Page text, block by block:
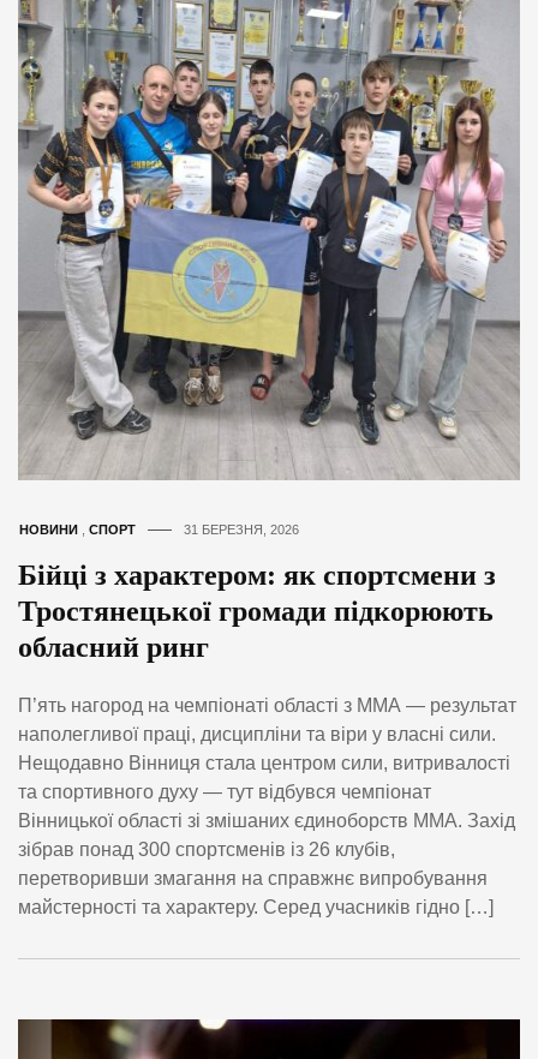
НОВИНИ СПОРТ 31 БЕРЕЗНЯ, 2026
Бійці з характером: як спортсмени з
Тростянецької громади підкорюють
обласний ринг
П’ять нагород на чемпіонаті області з ММА — результат
наполегливої праці, дисципліни та віри у власні сили.
Нещодавно Вінниця стала центром сили, витривалості
та спортивного духу — тут відбувся чемпіонат
Вінницької області зі змішаних єдиноборств ММА. Захід
зібрав понад 300 спортсменів із 26 клубів,
перетворивши змагання на справжнє випробування
майстерності та характеру. Серед учасників гідно […]